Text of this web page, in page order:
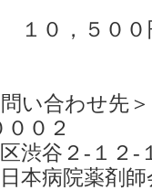
０，５００
い合わせ先＞
０２
渋谷２-１２
本病院薬剤